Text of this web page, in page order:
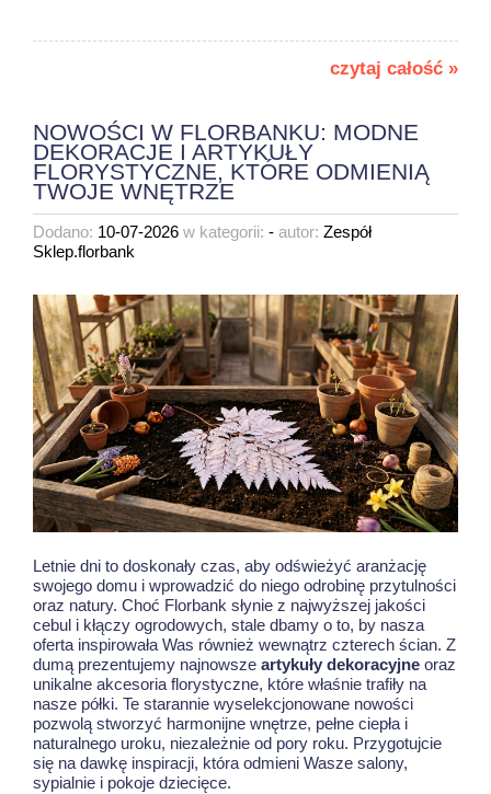
czytaj całość »
NOWOŚCI W FLORBANKU: MODNE
DEKORACJE I ARTYKUŁY
FLORYSTYCZNE, KTÓRE ODMIENIĄ
TWOJE WNĘTRZE
Dodano: 10-07-2026 w kategorii: - autor: Zespół
Sklep.florbank
Letnie dni to doskonały czas, aby odświeżyć aranżację
swojego domu i wprowadzić do niego odrobinę przytulności
oraz natury. Choć Florbank słynie z najwyższej jakości
cebul i kłączy ogrodowych, stale dbamy o to, by nasza
oferta inspirowała Was również wewnątrz czterech ścian. Z
dumą prezentujemy najnowsze artykuły dekoracyjne oraz
unikalne akcesoria florystyczne, które właśnie trafiły na
nasze półki. Te starannie wyselekcjonowane nowości
pozwolą stworzyć harmonijne wnętrze, pełne ciepła i
naturalnego uroku, niezależnie od pory roku. Przygotujcie
się na dawkę inspiracji, która odmieni Wasze salony,
sypialnie i pokoje dziecięce.